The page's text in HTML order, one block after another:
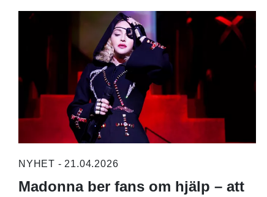
NYHET - 21.04.2026
Madonna ber fans om hjälp – att